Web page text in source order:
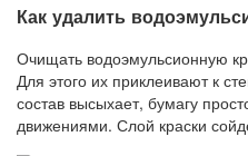
Как удалить
Очищать водоэмульсионную
Для этого их приклеивают к
состав высыхает, бумагу
движениями. Слой краски